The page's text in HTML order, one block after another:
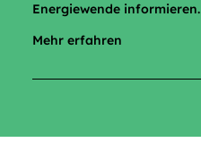
Energiewende informieren.
Mehr erfahren